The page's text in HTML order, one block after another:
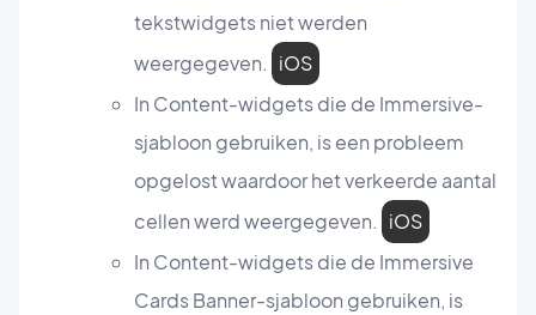
tekstwidgets niet werden
weergegeven. iOS
In Content-widgets die de Immersive-
sjabloon gebruiken, is een probleem
opgelost waardoor het verkeerde aantal
cellen werd weergegeven. iOS
In Content-widgets die de Immersive
Cards Banner-sjabloon gebruiken, is